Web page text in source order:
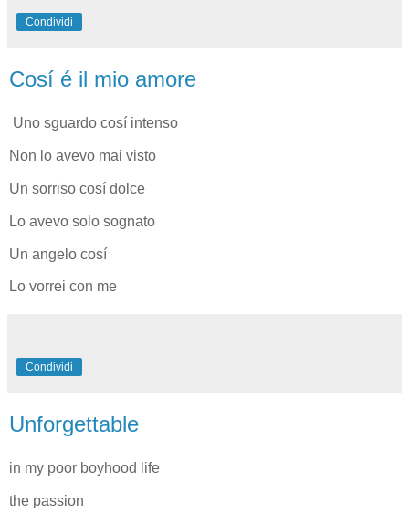
Condividi
Cosí é il mio amore
Uno sguardo cosí intenso
Non lo avevo mai visto
Un sorriso cosí dolce
Lo avevo solo sognato
Un angelo cosí
Lo vorrei con me
Condividi
Unforgettable
in my poor boyhood life
the passion